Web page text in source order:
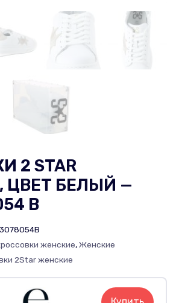
2 STAR
ЦВЕТ БЕЛЫЙ —
B
женские,Женские
2Star женские